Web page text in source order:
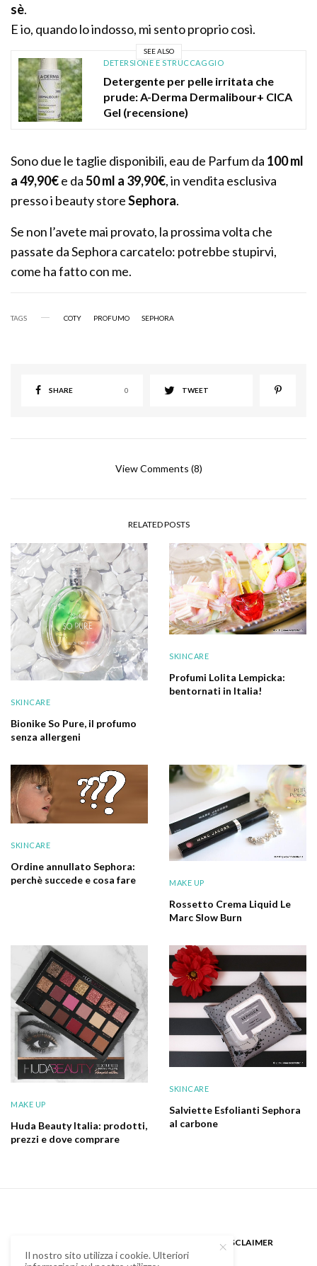
sè.
E io, quando lo indosso, mi sento proprio così.
SEE ALSO
DETERSIONE E STRUCCAGGIO
Detergente per pelle irritata che
prude: A-Derma Dermalibour+ CICA
Gel (recensione)
Sono due le taglie disponibili, eau de Parfum da 100 ml
a 49,90€e da50 ml a 39,90€, in vendita esclusiva
presso i beauty storeSephora.
Se non l’avete mai provato, la prossima volta che
passate da Sephora carcatelo: potrebbe stupirvi,
come ha fatto con me.
TAGS COTY PROFUMO SEPHORA
SHARE 0 TWEET
View Comments (8)
RELATED POSTS
SKINCARE
Bionike So Pure, il profumo
senza allergeni
SKINCARE
Profumi Lolita Lempicka:
bentornati in Italia!
SKINCARE
Ordine annullato Sephora:
perchè succede e cosa fare
MAKE UP
Rossetto Crema Liquid Le
Marc Slow Burn
MAKE UP
Huda Beauty Italia: prodotti,
prezzi e dove comprare
SKINCARE
Salviette Esfolianti Sephora
al carbone
DISCLAIMER
Il nostro sito utilizza i cookie. Ulteriori